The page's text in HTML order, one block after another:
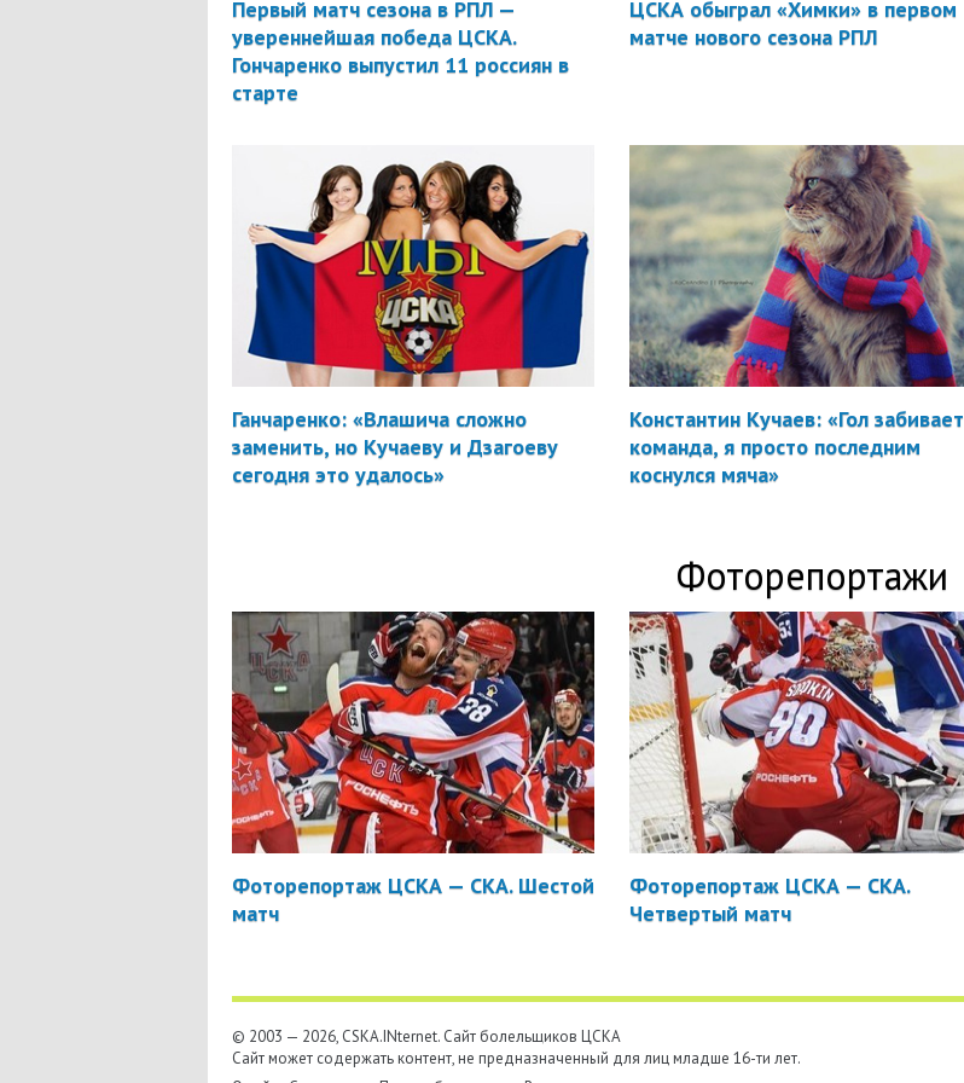
Первый матч сезона в РПЛ —
увереннейшая победа ЦСКА.
Гончаренко выпустил 11 россиян в
старте
ЦСКА обыграл «Химки» в первом
матче нового сезона РПЛ
Ганчаренко: «Влашича сложно
заменить, но Кучаеву и Дзагоеву
сегодня это удалось»
Константин Кучаев: «Гол забивает
команда, я просто последним
коснулся мяча»
Фоторепортажи
Фоторепортаж ЦСКА — СКА. Шестой
матч
Фоторепортаж ЦСКА — СКА.
Четвертый матч
© 2003 — 2026, CSKA.INternet. Cайт болельщиков ЦСКА
Сайт может содержать контент, не предназначенный для лиц младше 16-ти лет.